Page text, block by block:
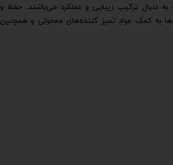
دنبال ترکیب زیبایی و عملکرد می‌باشند. حفظ و
به کمک مواد تمیز کننده‌های معمولی و همچنین